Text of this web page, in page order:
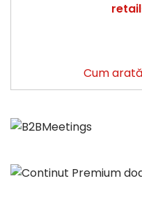
Cum